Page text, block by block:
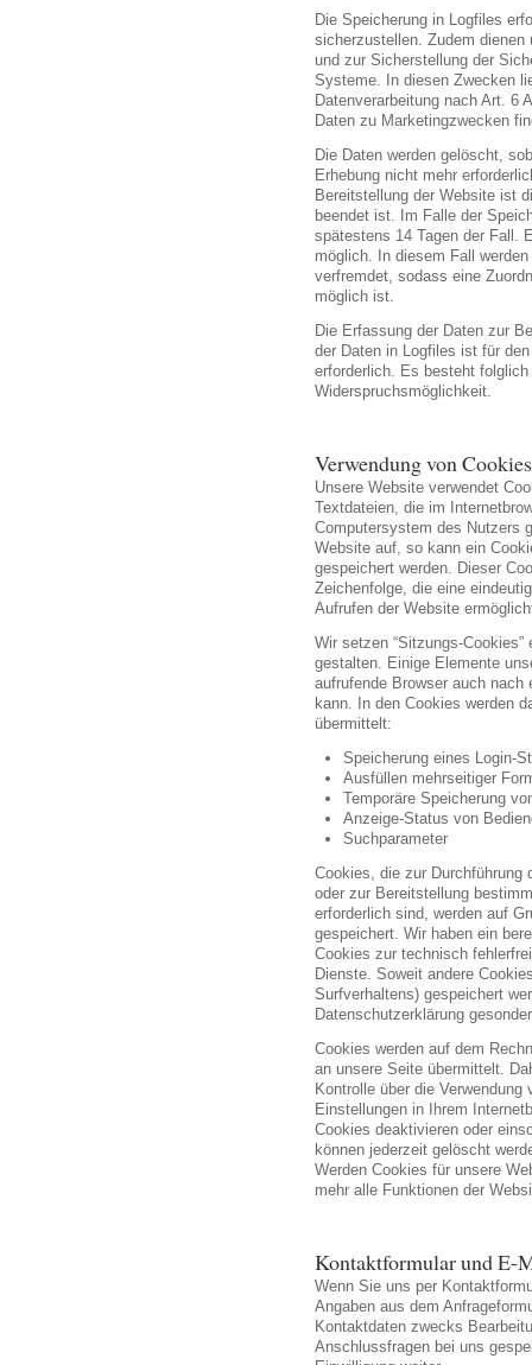
Die Speicherung in Logfiles
sicherzustellen. Zudem
und zur Sicherstellung der
Systeme. In diesen Zwecken
Datenverarbeitung nach Art. 6
Daten zu Marketingzwecken
Die Daten werden gelöscht,
Erhebung nicht mehr
Bereitstellung der Website ist
beendet ist. Im Falle der
spätestens 14 Tagen der Fall.
möglich. In diesem Fall
verfremdet, sodass eine
möglich ist.
Die Erfassung der Daten zur
der Daten in Logfiles ist für
erforderlich. Es besteht
Widerspruchsmöglichkeit.
Verwendung von Cookies
Unsere Website verwendet
Textdateien, die im
Computersystem des Nutzers
Website auf, so kann ein
gespeichert werden. Dieser
Zeichenfolge, die eine
Aufrufen der Website
Wir setzen “Sitzungs-
gestalten. Einige Elemente
aufrufende Browser auch
kann. In den Cookies werden
übermittelt:
Speicherung eines Login-
Ausfüllen mehrseitiger
Temporäre Speicherung
Anzeige-Status von
Suchparameter
Cookies, die zur Durchführung
oder zur Bereitstellung
erforderlich sind, werden auf
gespeichert. Wir haben ein
Cookies zur technisch
Dienste. Soweit andere
Surfverhaltens) gespeichert
Datenschutzerklärung
Cookies werden auf dem
an unsere Seite übermittelt.
Kontrolle über die
Einstellungen in Ihrem
Cookies deaktivieren oder
können jederzeit gelöscht
Werden Cookies für unsere
mehr alle Funktionen der
Kontaktformular und E-
Wenn Sie uns per
Angaben aus dem
Kontaktdaten zwecks
Anschlussfragen bei uns